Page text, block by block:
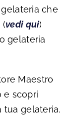
che
(vedi qui)
gelateria
Maestro
e scopri
tua gelateria.